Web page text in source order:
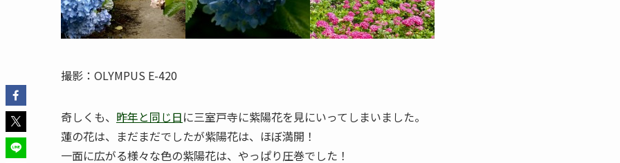
撮影：OLYMPUS E-420
奇しくも、 昨年と同じ日に三室戸寺に紫陽花を見にいってしまいました。
蓮の花は、まだまだでしたが紫陽花は、ほぼ満開！
一面に広がる様々な色の紫陽花は、やっぱり圧巻でした！